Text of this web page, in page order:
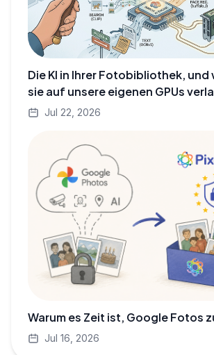
Die KI in Ihrer Fotobibliothek, und
sie auf unsere eigenen GPUs
Jul 22, 2026
Warum es Zeit ist, Google Fotos
Jul 16, 2026